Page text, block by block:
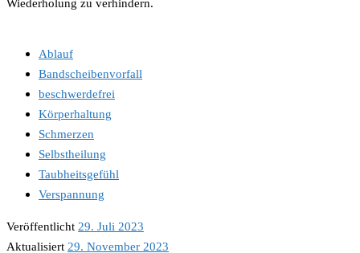
Ablauf
Bandscheibenvorfall
beschwerdefrei
Körperhaltung
Schmerzen
Selbstheilung
Taubheitsgefühl
Verspannung
Veröffentlicht 29. Juli 2023
Aktualisiert 29. November 2023